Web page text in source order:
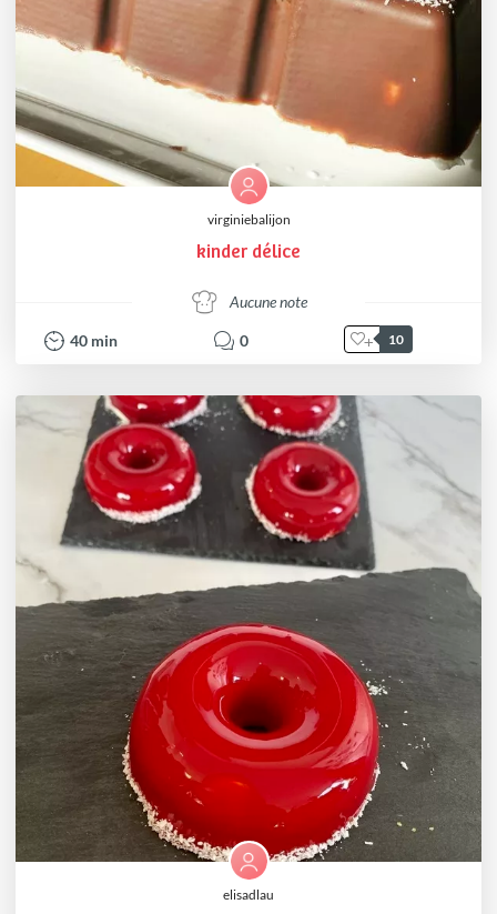
virginiebalijon
kinder délice
Aucune note
40 min 0 10
elisadlau